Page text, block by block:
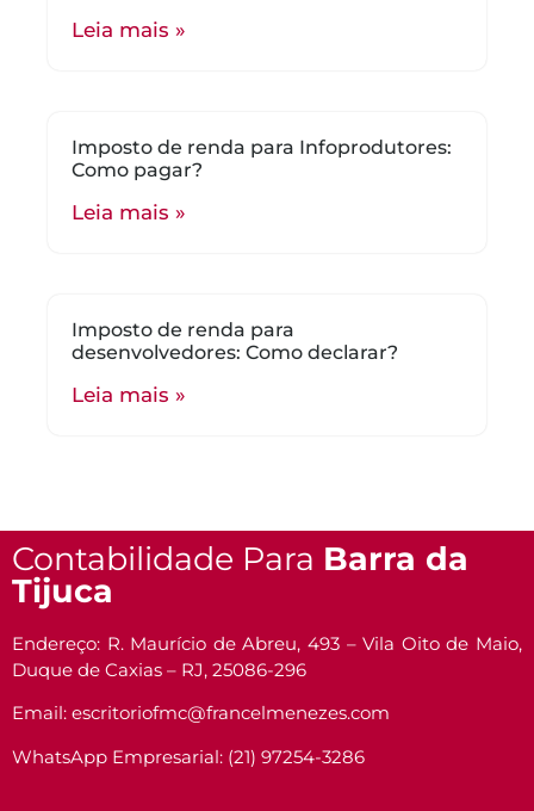
Leia mais »
Imposto de renda para Infoprodutores:
Como pagar?
Leia mais »
Imposto de renda para
desenvolvedores: Como declarar?
Leia mais »
Contabilidade Para Barra da
Tijuca
Endereço: R. Maurício de Abreu, 493 – Vila Oito de Maio,
Duque de Caxias – RJ, 25086-296
Email: escritoriofmc@francelmenezes.com
WhatsApp Empresarial: (21) 97254-3286